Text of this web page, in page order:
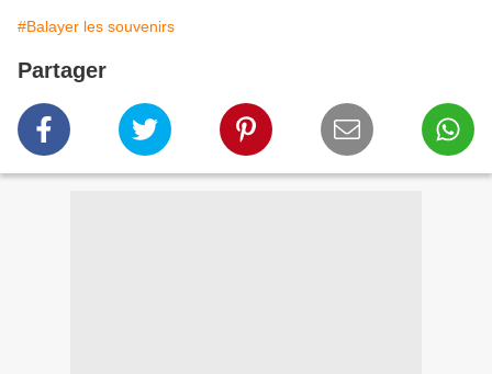
#Balayer les souvenirs
Partager